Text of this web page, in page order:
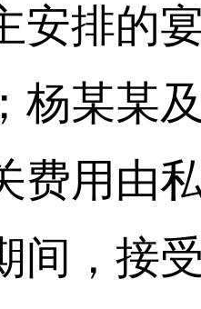
安排的
杨某某
费用由
间，接